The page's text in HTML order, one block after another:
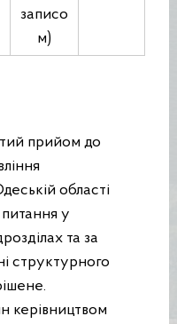
записо
м)
прийом до
області
питання у
та за
структурного
керівництвом